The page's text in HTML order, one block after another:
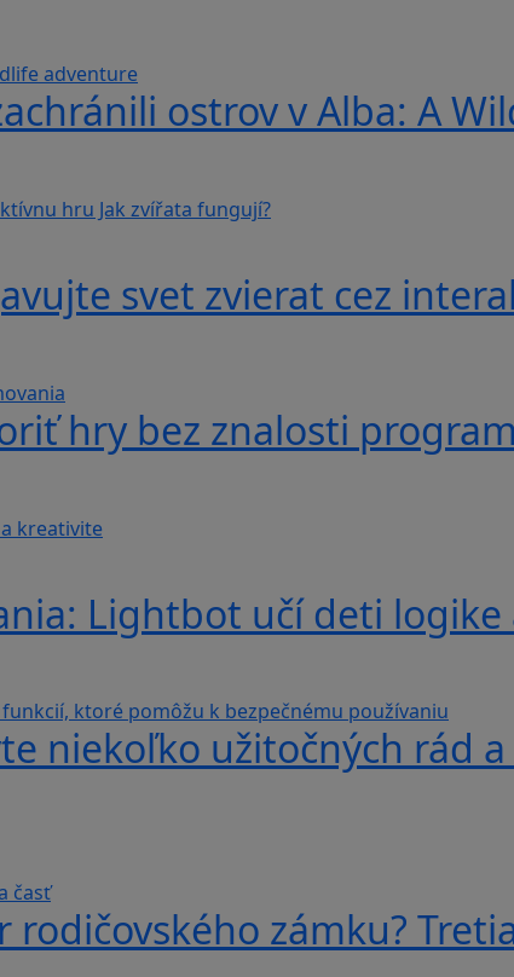
ostrov v Alba: A
svet zvierat cez
hry bez znalosti
Lightbot učí deti
niekoľko užitočných rád
zámku?